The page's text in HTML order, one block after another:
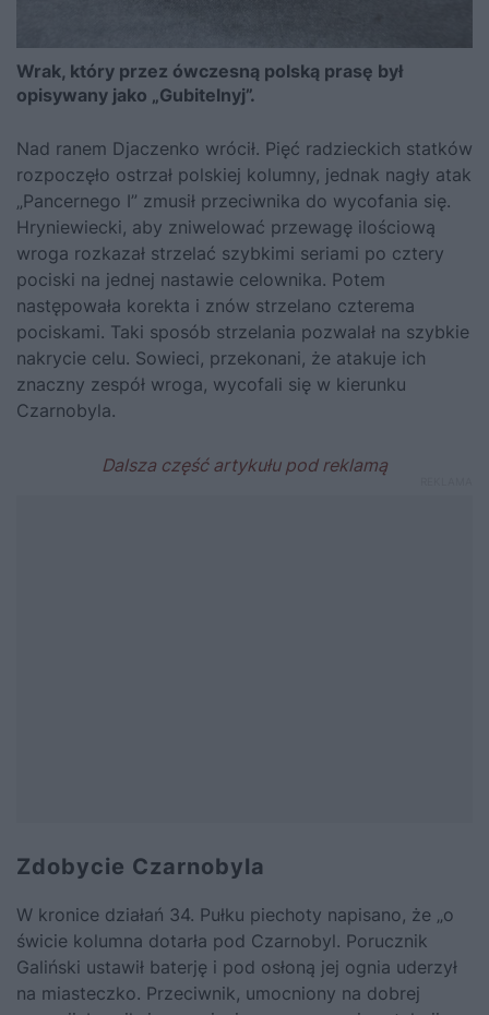
Wrak, który przez ówczesną polską prasę był
opisywany jako „Gubitelnyj”.
Nad ranem Djaczenko wrócił. Pięć radzieckich statków
rozpoczęło ostrzał polskiej kolumny, jednak nagły atak
„Pancernego I” zmusił przeciwnika do wycofania się.
Hryniewiecki, aby zniwelować przewagę ilościową
wroga rozkazał strzelać szybkimi seriami po cztery
pociski na jednej nastawie celownika. Potem
następowała korekta i znów strzelano czterema
pociskami. Taki sposób strzelania pozwalał na szybkie
nakrycie celu. Sowieci, przekonani, że atakuje ich
znaczny zespół wroga, wycofali się w kierunku
Czarnobyla.
Zdobycie Czarnobyla
W kronice działań 34. Pułku piechoty napisano, że „o
świcie kolumna dotarła pod Czarnobyl. Porucznik
Galiński ustawił baterję i pod osłoną jej ognia uderzył
na miasteczko. Przeciwnik, umocniony na dobrej